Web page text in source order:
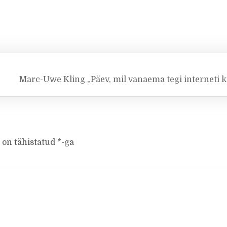
Marc-Uwe Kling „Päev, mil vanaema tegi interneti
on tähistatud *-ga